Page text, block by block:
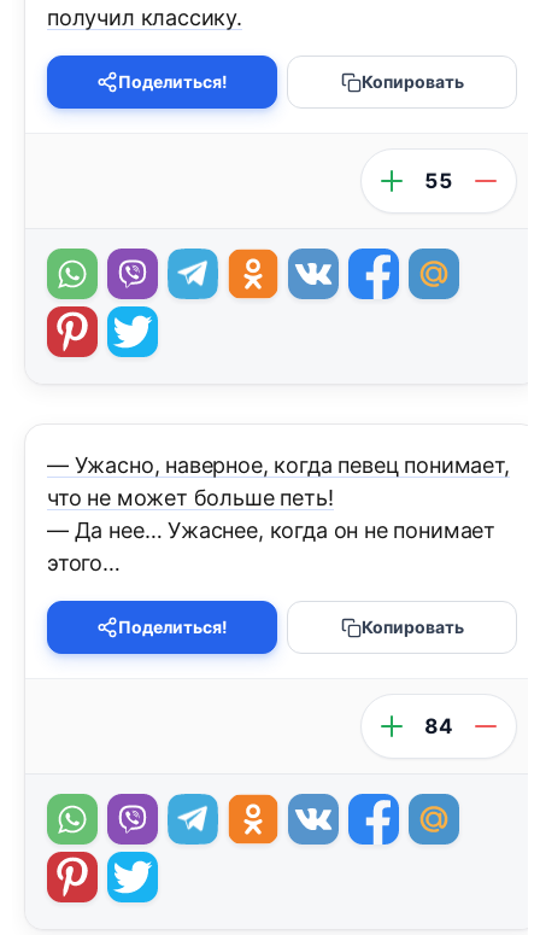
получил классику.
Поделиться! Копировать
55
— Ужасно, наверное, когда певец понимает,
что не может больше петь!
— Да нее… Ужаснее, когда он не понимает
этого…
Поделиться! Копировать
84